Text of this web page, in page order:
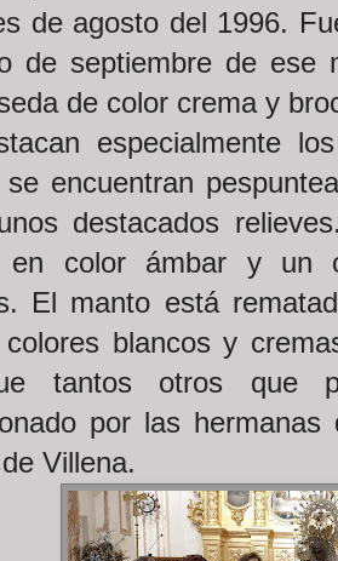
de agosto del 1996.
de septiembre de ese
de color crema y
especialmente
encuentran
destacados
en color ámbar y un
El manto está
blancos y
tantos otros que
por las
Villena.